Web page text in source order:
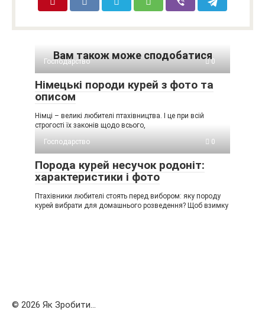
Вам також може сподобатися
Господарство 0
Німецькі породи курей з фото та
описом
Німці – великі любителі птахівництва. І це при всій
строгості їх законів щодо всього,
Господарство
0
Порода курей несучок родоніт:
характеристики і фото
Птахівники любителі стоять перед вибором: яку породу
курей вибрати для домашнього розведення? Щоб взимку
© 2026 Як Зробити...